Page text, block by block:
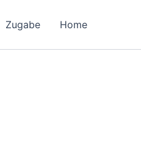
Zugabe Home